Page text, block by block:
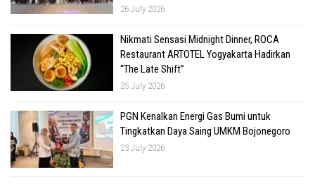
26 July 2026
Nikmati Sensasi Midnight Dinner, ROCA
Restaurant ARTOTEL Yogyakarta Hadirkan
“The Late Shift”
25 July 2026
PGN Kenalkan Energi Gas Bumi untuk
Tingkatkan Daya Saing UMKM Bojonegoro
23 July 2026